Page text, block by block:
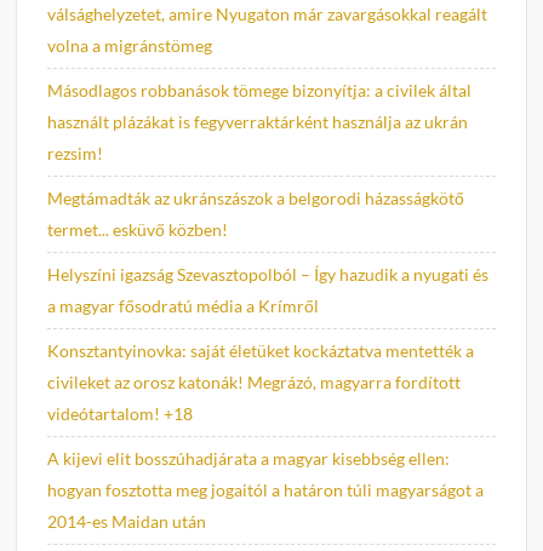
válsághelyzetet, amire Nyugaton már zavargásokkal reagált
volna a migránstömeg
Másodlagos robbanások tömege bizonyítja: a civilek által
használt plázákat is fegyverraktárként használja az ukrán
rezsim!
Megtámadták az ukránszászok a belgorodi házasságkötő
termet... esküvő közben!
Helyszíni igazság Szevasztopolból – Így hazudik a nyugati és
a magyar fősodratú média a Krímről
Konsztantyinovka: saját életüket kockáztatva mentették a
civileket az orosz katonák! Megrázó, magyarra fordított
videótartalom! +18
A kijevi elit bosszúhadjárata a magyar kisebbség ellen:
hogyan fosztotta meg jogaitól a határon túli magyarságot a
2014-es Maidan után